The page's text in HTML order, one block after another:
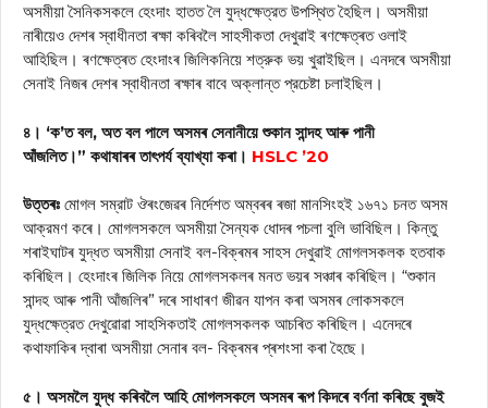
অসমীয়া সৈনিকসকলে হেংদাং হাতত লৈ যুদ্ধক্ষেত্রত উপস্থিত হৈছিল। অসমীয়া
নাৰীয়েও দেশৰ স্বাধীনতা ৰক্ষা কৰিবলৈ সাহসীকতা দেখুৱাই ৰণক্ষেত্ৰত ওলাই
আহিছিল। ৰণক্ষেত্ৰত হেংদাংৰ জিলিকনিয়ে শত্রুক ভয় খুৱাইছিল। এনদৰে অসমীয়া
সেনাই নিজৰ দেশৰ স্বাধীনতা ৰক্ষাৰ বাবে অক্লান্ত প্রচেষ্টা চলাইছিল।
৪। ‘ক’ত বল, অত বল পালে অসমৰ সেনানীয়ে শুকান সান্দহ আৰু পানী
আঁজলিত।” কথাষাৰৰ তাৎপর্য ব্যাখ্যা কৰা। HSLC ’20
উত্তৰঃ মোগল সম্রাট ঔৰংজেৱৰ নির্দেশত অম্বৰৰ ৰজা মানসিংহই ১৬৭১ চনত অসম
আক্রমণ কৰে। মোগলসকলে অসমীয়া সৈন্যক ধোদৰ পচলা বুলি ভাবিছিল। কিন্তু
শৰাইঘাটৰ যুদ্ধত অসমীয়া সেনাই বল-বিক্ৰমৰ সাহস দেখুৱাই মোগলসকলক হতবাক
কৰিছিল। হেংদাংৰ জিলিক নিয়ে মোগলসকলৰ মনত ভয়ৰ সঞ্চাৰ কৰিছিল। “শুকান
সান্দহ আৰু পানী আঁজলিৰ” দৰে সাধাৰণ জীৱন যাপন কৰা অসমৰ লোকসকলে
যুদ্ধক্ষেত্রত দেখুৱোৱা সাহসিকতাই মোগলসকলক আচৰিত কৰিছিল। এনেদৰে
কথাফাকিৰ দ্বাৰা অসমীয়া সেনাৰ বল- বিক্ৰমৰ প্ৰশংসা কৰা হৈছে।
৫। অসমলৈ যুদ্ধ কৰিবলৈ আহি মোগলসকলে অসমৰ ৰূপ কিদৰে বৰ্ণনা কৰিছে বুজই